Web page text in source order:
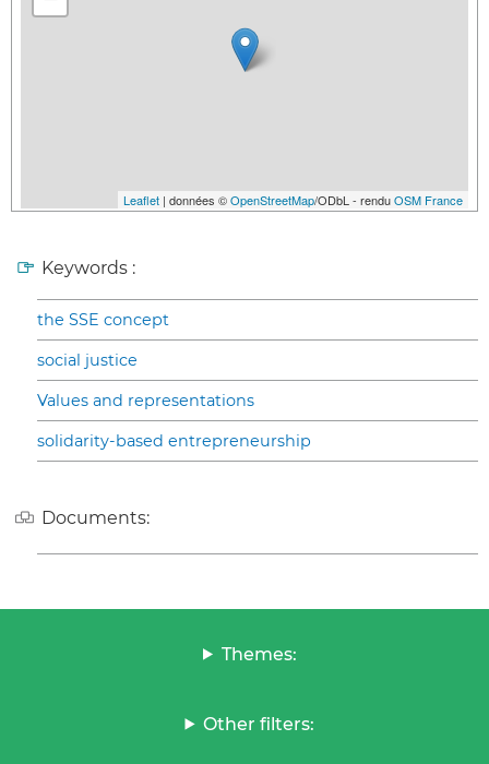
Leaflet | données ©OpenStreetMap/ODbL - renduOSM France
Keywords :
the SSE concept
social justice
Values and representations
solidarity-based entrepreneurship
Documents:
Themes:
Other filters: